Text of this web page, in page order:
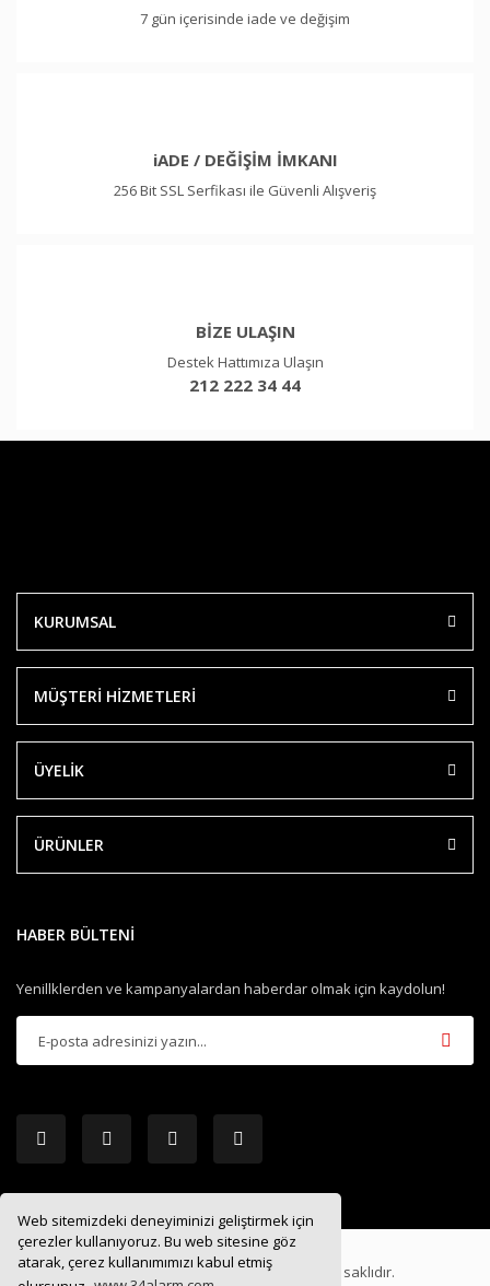
Web sitemizdeki deneyiminizi geliştirmek için
çerezler kullanıyoruz. Bu web sitesine göz
atarak, çerez kullanımımızı kabul etmiş
7 gün içerisinde iade ve değişim
iADE / DEĞİŞİM İMKANI
256 Bit SSL Serfikası ile Güvenli Alışveriş
BİZE ULAŞIN
Destek Hattımıza Ulaşın
212 222 34 44
KURUMSAL
MÜŞTERİ HİZMETLERİ
ÜYELİK
ÜRÜNLER
HABER BÜLTENİ
Yenillklerden ve kampanyalardan haberdar olmak için kaydolun!
2019 ®34ALARM.COM| Tüm hakları saklıdır.